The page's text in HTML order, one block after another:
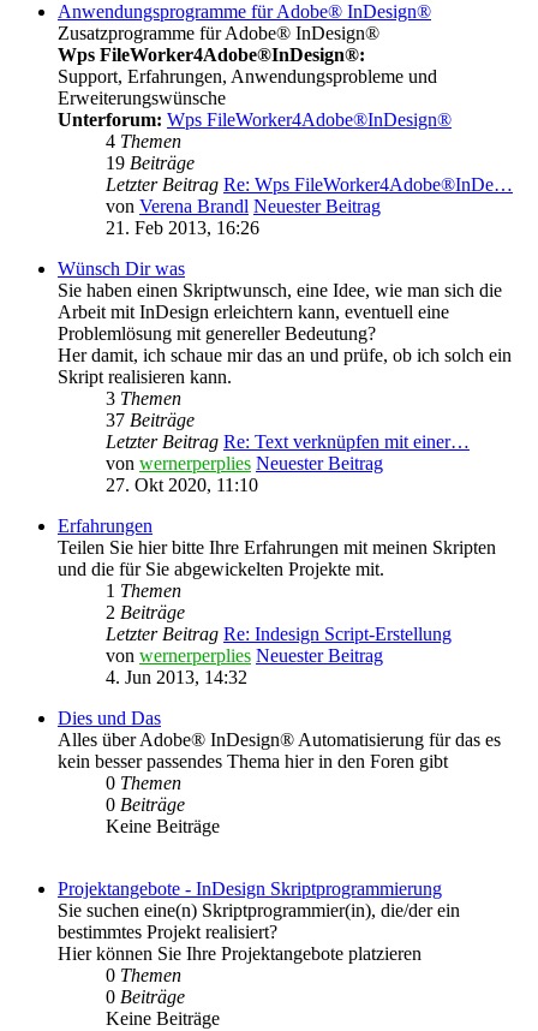
Anwendungsprogramme für Adobe® InDesign®
Zusatzprogramme für Adobe® InDesign®
Wps FileWorker4Adobe®InDesign®:
Support, Erfahrungen, Anwendungsprobleme und
Erweiterungswünsche
Unterforum: Wps FileWorker4Adobe®InDesign®
4 Themen
19 Beiträge
Letzter Beitrag Re: Wps FileWorker4Adobe®InDe…
von Verena Brandl Neuester Beitrag
21. Feb 2013, 16:26
Wünsch Dir was
Sie haben einen Skriptwunsch, eine Idee, wie man sich die
Arbeit mit InDesign erleichtern kann, eventuell eine
Problemlösung mit genereller Bedeutung?
Her damit, ich schaue mir das an und prüfe, ob ich solch ein
Skript realisieren kann.
3 Themen
37 Beiträge
Letzter Beitrag Re: Text verknüpfen mit einer…
von wernerperplies Neuester Beitrag
27. Okt 2020, 11:10
Erfahrungen
Teilen Sie hier bitte Ihre Erfahrungen mit meinen Skripten
und die für Sie abgewickelten Projekte mit.
1 Themen
2 Beiträge
Letzter Beitrag Re: Indesign Script-Erstellung
von wernerperplies Neuester Beitrag
4. Jun 2013, 14:32
Dies und Das
Alles über Adobe® InDesign® Automatisierung für das es
kein besser passendes Thema hier in den Foren gibt
0 Themen
0 Beiträge
Keine Beiträge
Projektangebote - InDesign Skriptprogrammierung
Sie suchen eine(n) Skriptprogrammier(in), die/der ein
bestimmtes Projekt realisiert?
Hier können Sie Ihre Projektangebote platzieren
0 Themen
0 Beiträge
Keine Beiträge